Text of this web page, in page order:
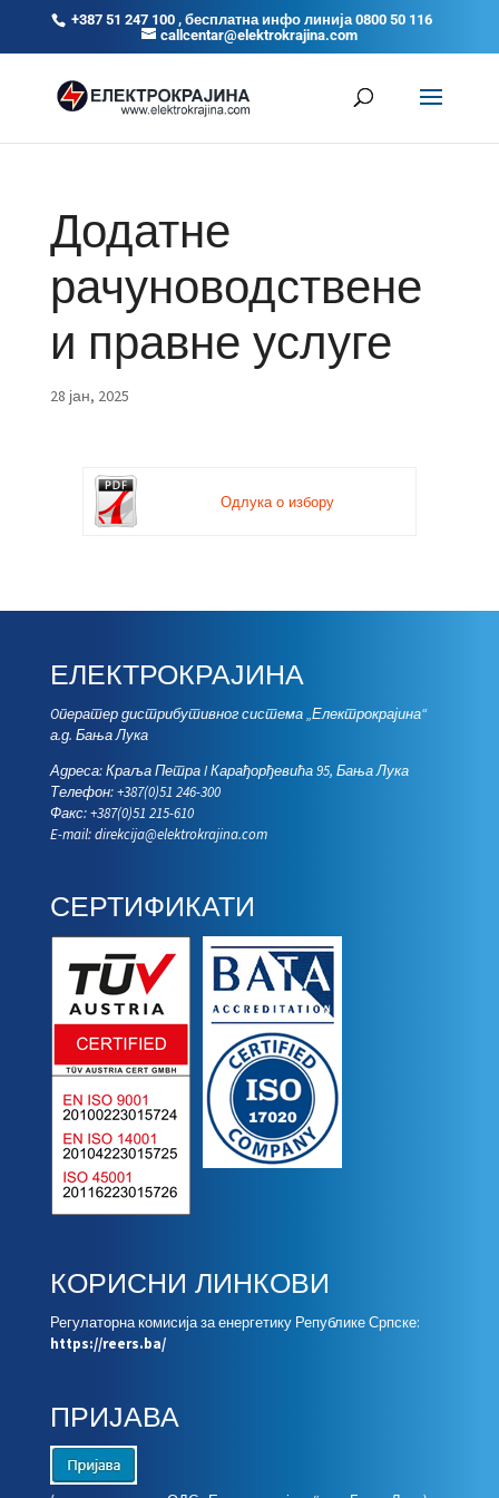
+387 51 247 100 , бесплатна инфо линија 0800 50 116
callcentar@elektrokrajina.com
Додатне
рачуноводствене
и правне услуге
28 јан, 2025
Одлука о избору
ЕЛЕКТРОКРАЈИНА
Oператер дистрибутивног система „Електрокрајина“
а.д. Бања Лука
Адреса: Краља Петра I Карађорђевића 95, Бања Лука
Телефон: +387(0)51 246-300
Факс: +387(0)51 215-610
E-mail:direkcija@elektrokrajina.com
СЕРТИФИКАТИ
КОРИСНИ ЛИНКОВИ
Регулаторна комисија за енергетику Републике Српске:
https://reers.ba/
ПРИЈАВА